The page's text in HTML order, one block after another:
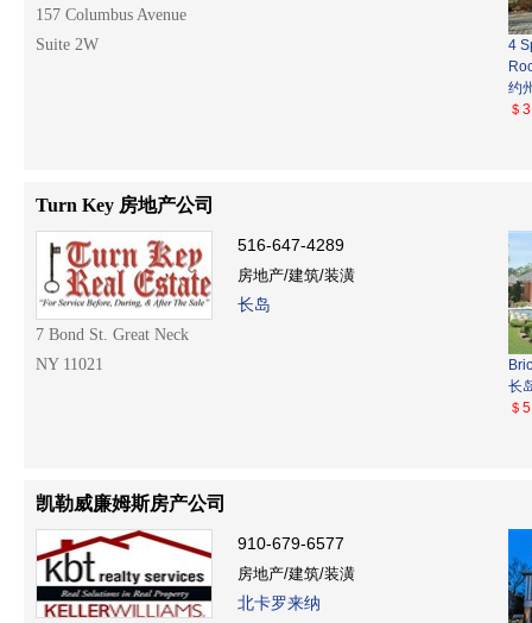
157 Columbus Avenue
Suite 2W
4
约
＄
Turn Key 房地产公司
7 Bond St. Great Neck
NY 11021
516-647-4289
房地产/建筑/装潢
长岛
长
＄
凯勒威廉姆斯房产公司
910-679-6577
房地产/建筑/装潢
北卡罗来纳